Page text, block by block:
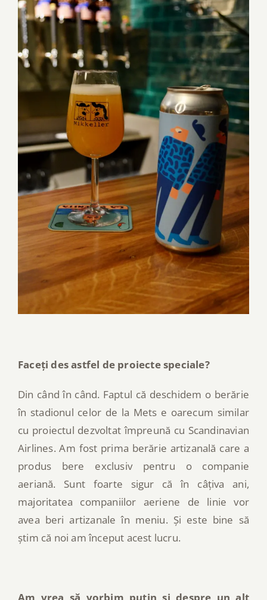
Faceți des astfel de proiecte speciale?
Din când în când. Faptul că deschidem o berărie
în stadionul celor de la Mets e oarecum similar
cu proiectul dezvoltat împreună cu Scandinavian
Airlines. Am fost prima berărie artizanală care a
produs bere exclusiv pentru o companie
aeriană. Sunt foarte sigur că în câțiva ani,
majoritatea companiilor aeriene de linie vor
avea beri artizanale în meniu. Și este bine să
știm că noi am început acest lucru.